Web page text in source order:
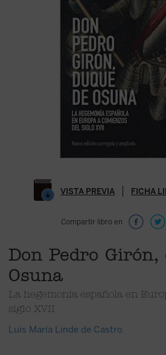
VISTA PREVIA FICHA
Compartir libro en
Don Pedro Girón,
Osuna
La hegemonía española en
siglo XVII
Luis María Linde de Castro